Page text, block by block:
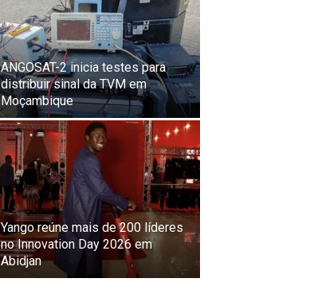
ANGOSAT-2 inicia testes para
distribuir sinal da TVM em
Moçambique
Yango reúne mais de 200 líderes
no Innovation Day 2026 em
Abidjan